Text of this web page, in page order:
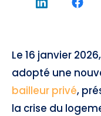
Le 16 janvier
adopté une
bailleur privé,
la crise du